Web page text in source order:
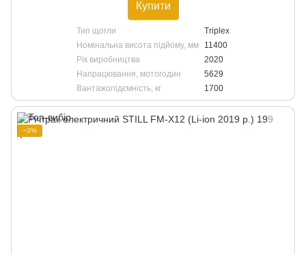
Купити
Тип щогли
Triplex
Номінальна висота підйому, мм
11400
Рік виробництва
2020
Напрацювання, мотогодин
5629
Вантажопідємність, кг
1700
−3%